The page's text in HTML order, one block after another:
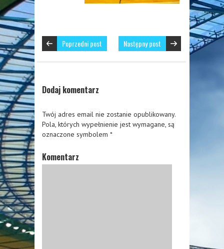
Poprzedni post Następny post
Dodaj komentarz
Twój adres email nie zostanie opublikowany.
Pola, których wypełnienie jest wymagane, są
oznaczone symbolem *
Komentarz